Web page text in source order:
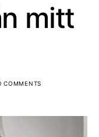
mitt
COMMENTS